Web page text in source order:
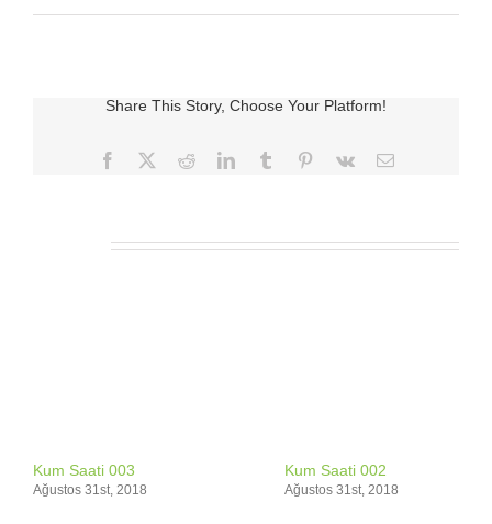
Share This Story, Choose Your Platform!
Facebook RedditLinkedInTumblr Pinterest
Vk
E-
Kum Saati 003
Ağustos 31st, 2018
Kum Saati 002
Ağustos 31st, 2018